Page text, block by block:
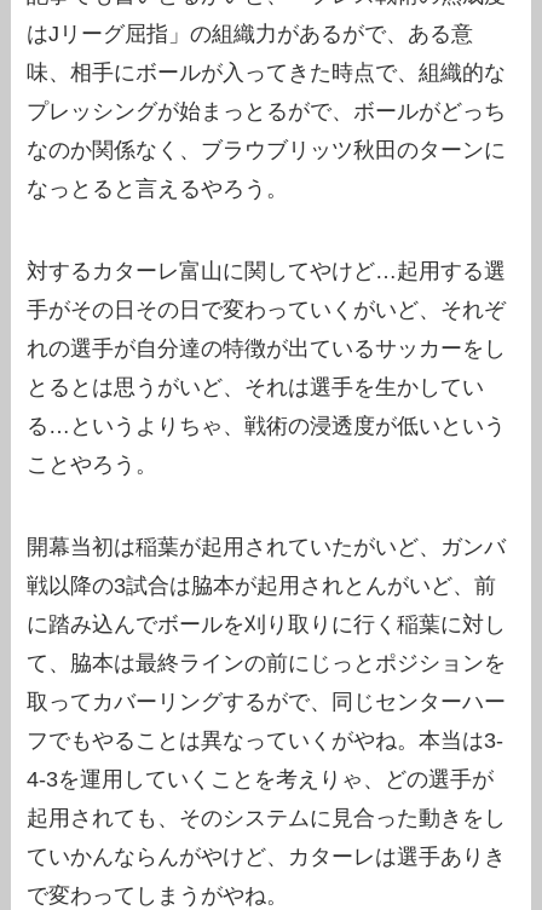
はJリーグ屈指」の組織力があるがで、ある意
味、相手にボールが入ってきた時点で、組織的な
プレッシングが始まっとるがで、ボールがどっち
なのか関係なく、ブラウブリッツ秋田のターンに
なっとると言えるやろう。
対するカターレ富山に関してやけど…起用する選
手がその日その日で変わっていくがいど、それぞ
れの選手が自分達の特徴が出ているサッカーをし
とるとは思うがいど、それは選手を生かしてい
る…というよりちゃ、戦術の浸透度が低いという
ことやろう。
開幕当初は稲葉が起用されていたがいど、ガンバ
戦以降の3試合は脇本が起用されとんがいど、前
に踏み込んでボールを刈り取りに行く稲葉に対し
て、脇本は最終ラインの前にじっとポジションを
取ってカバーリングするがで、同じセンターハー
フでもやることは異なっていくがやね。本当は3-
4-3を運用していくことを考えりゃ、どの選手が
起用されても、そのシステムに見合った動きをし
ていかんならんがやけど、カターレは選手ありき
で変わってしまうがやね。